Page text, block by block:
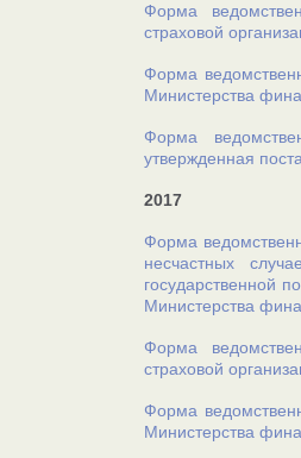
Форма
страховой
Форма
Министерства
Форма
утвержденная
2017
Форма
несчастных
государственной
Министерства
Форма
страховой
Форма
Министерства